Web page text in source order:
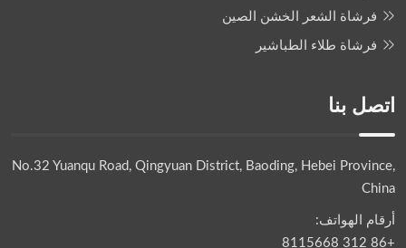
فرشاة الشعر الخشن الصين
فرشاة طلاء الطباشير
اتصل بنا
No.32 Yuanqu Road, Qingyuan District, Baoding, Hebei Province,
China
أرقام الهواتف:
+86 312 8115668